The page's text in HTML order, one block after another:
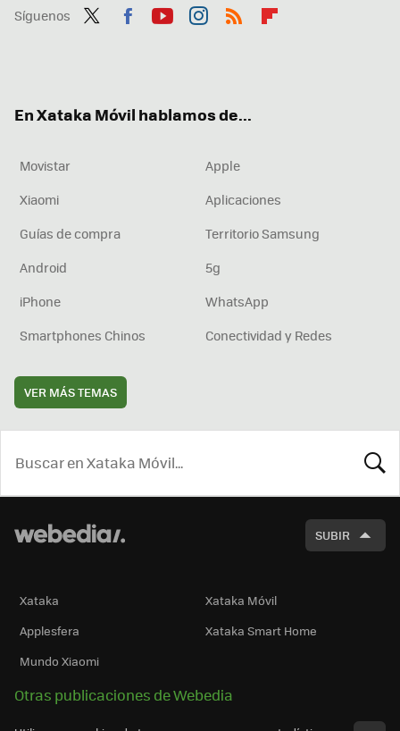
Síguenos
En Xataka Móvil hablamos de...
Movistar
Apple
Xiaomi
Aplicaciones
Guías de compra
Territorio Samsung
Android
5g
iPhone
WhatsApp
Smartphones Chinos
Conectividad y Redes
VER MÁS TEMAS
SUBIR
Xataka
Xataka Móvil
Applesfera
Xataka Smart Home
Mundo Xiaomi
Otras publicaciones de Webedia